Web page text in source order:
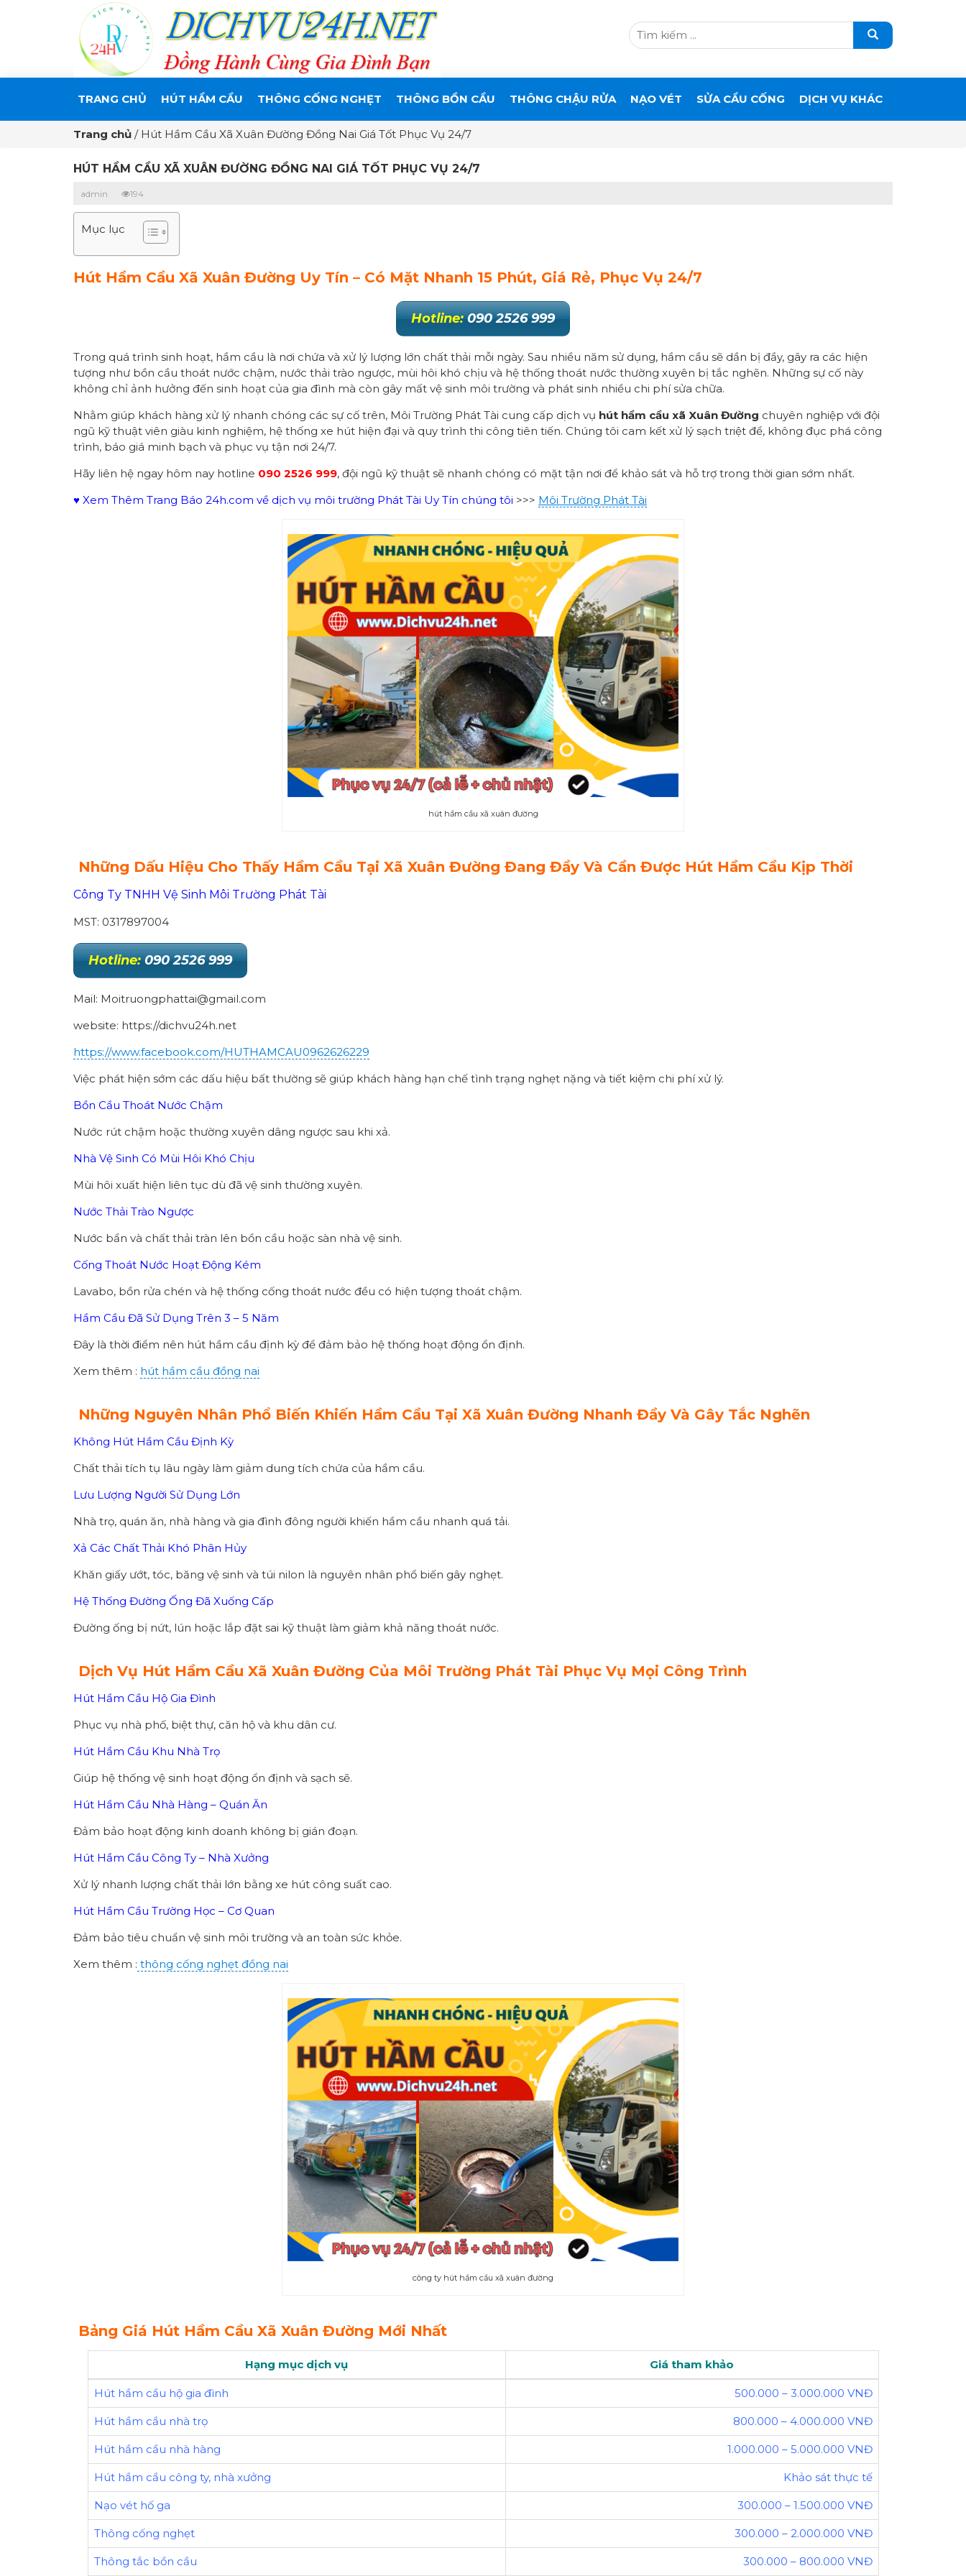
TRANG CHỦ HÚT HẦM CẦU THÔNG CỐNG NGHẸT THÔNG BỒN CẦU THÔNG CHẬU RỬA NẠO VÉT SỬA CẦU CỐNG DỊCH VỤ KHÁC
Trang chủ / Hút Hầm Cầu Xã Xuân Đường Đồng Nai Giá Tốt Phục Vụ 24/7
HÚT HẦM CẦU XÃ XUÂN ĐƯỜNG ĐỒNG NAI GIÁ TỐT PHỤC VỤ 24/7
admin 194
Mục lục
Hút Hầm Cầu Xã Xuân Đường Uy Tín – Có Mặt Nhanh 15 Phút, Giá Rẻ, Phục Vụ 24/7
Hotline: 090 2526 999
Trong quá trình sinh hoạt, hầm cầu là nơi chứa và xử lý lượng lớn chất thải mỗi ngày. Sau nhiều năm sử dụng, hầm cầu sẽ dần bị đầy, gây ra các hiện
tượng như bồn cầu thoát nước chậm, nước thải trào ngược, mùi hôi khó chịu và hệ thống thoát nước thường xuyên bị tắc nghẽn. Những sự cố này
không chỉ ảnh hưởng đến sinh hoạt của gia đình mà còn gây mất vệ sinh môi trường và phát sinh nhiều chi phí sửa chữa.
Nhằm giúp khách hàng xử lý nhanh chóng các sự cố trên, Môi Trường Phát Tài cung cấp dịch vụ hút hầm cầu xã Xuân Đường chuyên nghiệp với đội
ngũ kỹ thuật viên giàu kinh nghiệm, hệ thống xe hút hiện đại và quy trình thi công tiên tiến. Chúng tôi cam kết xử lý sạch triệt để, không đục phá công
trình, báo giá minh bạch và phục vụ tận nơi 24/7.
Hãy liên hệ ngay hôm nay hotline 090 2526 999, đội ngũ kỹ thuật sẽ nhanh chóng có mặt tận nơi để khảo sát và hỗ trợ trong thời gian sớm nhất.
♥ Xem Thêm Trang Báo 24h.com về dịch vụ môi trường Phát Tài Uy Tín chúng tôi >>> Môi Trường Phát Tài
hút hầm cầu xã xuân đường
Những Dấu Hiệu Cho Thấy Hầm Cầu Tại Xã Xuân Đường Đang Đầy Và Cần Được Hút Hầm Cầu Kịp Thời
Công Ty TNHH Vệ Sinh Môi Trường Phát Tài
MST: 0317897004
Hotline: 090 2526 999
Mail: Moitruongphattai@gmail.com
website: https://dichvu24h.net
https://www.facebook.com/HUTHAMCAU0962626229
Việc phát hiện sớm các dấu hiệu bất thường sẽ giúp khách hàng hạn chế tình trạng nghẹt nặng và tiết kiệm chi phí xử lý.
Bồn Cầu Thoát Nước Chậm
Nước rút chậm hoặc thường xuyên dâng ngược sau khi xả.
Nhà Vệ Sinh Có Mùi Hôi Khó Chịu
Mùi hôi xuất hiện liên tục dù đã vệ sinh thường xuyên.
Nước Thải Trào Ngược
Nước bẩn và chất thải tràn lên bồn cầu hoặc sàn nhà vệ sinh.
Cống Thoát Nước Hoạt Động Kém
Lavabo, bồn rửa chén và hệ thống cống thoát nước đều có hiện tượng thoát chậm.
Hầm Cầu Đã Sử Dụng Trên 3 – 5 Năm
Đây là thời điểm nên hút hầm cầu định kỳ để đảm bảo hệ thống hoạt động ổn định.
Xem thêm : hút hầm cầu đồng nai
Những Nguyên Nhân Phổ Biến Khiến Hầm Cầu Tại Xã Xuân Đường Nhanh Đầy Và Gây Tắc Nghẽn
Không Hút Hầm Cầu Định Kỳ
Chất thải tích tụ lâu ngày làm giảm dung tích chứa của hầm cầu.
Lưu Lượng Người Sử Dụng Lớn
Nhà trọ, quán ăn, nhà hàng và gia đình đông người khiến hầm cầu nhanh quá tải.
Xả Các Chất Thải Khó Phân Hủy
Khăn giấy ướt, tóc, băng vệ sinh và túi nilon là nguyên nhân phổ biến gây nghẹt.
Hệ Thống Đường Ống Đã Xuống Cấp
Đường ống bị nứt, lún hoặc lắp đặt sai kỹ thuật làm giảm khả năng thoát nước.
Dịch Vụ Hút Hầm Cầu Xã Xuân Đường Của Môi Trường Phát Tài Phục Vụ Mọi Công Trình
Hút Hầm Cầu Hộ Gia Đình
Phục vụ nhà phố, biệt thự, căn hộ và khu dân cư.
Hút Hầm Cầu Khu Nhà Trọ
Giúp hệ thống vệ sinh hoạt động ổn định và sạch sẽ.
Hút Hầm Cầu Nhà Hàng – Quán Ăn
Đảm bảo hoạt động kinh doanh không bị gián đoạn.
Hút Hầm Cầu Công Ty – Nhà Xưởng
Xử lý nhanh lượng chất thải lớn bằng xe hút công suất cao.
Hút Hầm Cầu Trường Học – Cơ Quan
Đảm bảo tiêu chuẩn vệ sinh môi trường và an toàn sức khỏe.
Xem thêm : thông cống nghẹt đồng nai
công ty hút hầm cầu xã xuân đường
Bảng Giá Hút Hầm Cầu Xã Xuân Đường Mới Nhất
Hạng mục dịch vụ Giá tham khảo
Hút hầm cầu hộ gia đình 500.000 – 3.000.000 VNĐ
Hút hầm cầu nhà trọ 800.000 – 4.000.000 VNĐ
Hút hầm cầu nhà hàng 1.000.000 – 5.000.000 VNĐ
Hút hầm cầu công ty, nhà xưởng Khảo sát thực tế
Nạo vét hố ga 300.000 – 1.500.000 VNĐ
Thông cống nghẹt 300.000 – 2.000.000 VNĐ
Thông tắc bồn cầu 300.000 – 800.000 VNĐ